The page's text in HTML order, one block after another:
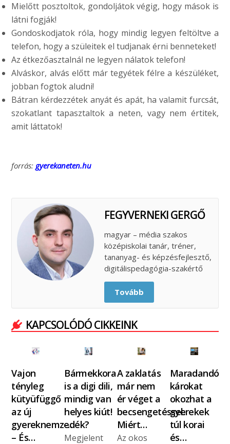
Mielőtt posztoltok, gondoljátok végig, hogy mások is
látni fogják!
Gondoskodjatok róla, hogy mindig legyen feltöltve a
telefon, hogy a szüleitek el tudjanak érni benneteket!
Az étkezőasztalnál ne legyen nálatok telefon!
Alváskor, alvás előtt már tegyétek félre a készüléket,
jobban fogtok aludni!
Bátran kérdezzétek anyát és apát, ha valamit furcsát,
szokatlant tapasztaltok a neten, vagy nem értitek,
amit láttatok!
forrás: gyerekaneten.hu
FEGYVERNEKI GERGŐ
magyar – média szakos
középiskolai tanár, tréner,
tananyag- és képzésfejlesztő,
digitálispedagógia-szakértő
Tovább
KAPCSOLÓDÓ CIKKEINK
Vajon
tényleg
kütyüfüggő
az új
gyereknemzedék?
– És…
Bármekkora
is a digi dili,
mindig van
helyes kiút!
-…
Megjelent
A zaklatás
már nem
ér véget a
becsengetéssel.
Miért…
Az okos
Maradandó
károkat
okozhat a
gyerekek
túl korai
és…